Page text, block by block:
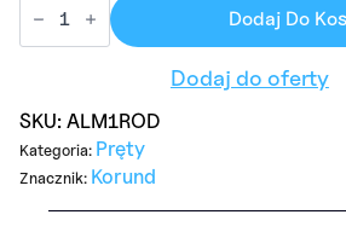
ALM1ROD
L1000mm
Dodaj Do
Dodaj do oferty
SKU: ALM1ROD
Kategoria: Pręty
Znacznik: Korund